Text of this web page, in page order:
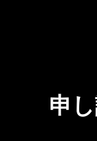
申